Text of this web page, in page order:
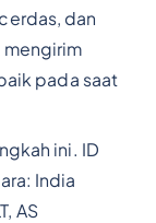
dan
mengirim
pada saat
ini. ID
India
AS